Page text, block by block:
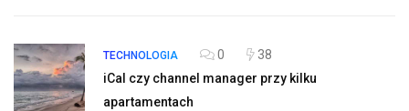
TECHNOLOGIA 0
38
iCal czy channel manager przy kilku
apartamentach